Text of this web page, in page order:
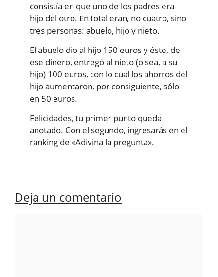
consistía en que uno de los padres era
hijo del otro. En total eran, no cuatro, sino
tres personas: abuelo, hijo y nieto.
El abuelo dio al hijo 150 euros y éste, de
ese dinero, entregó al nieto (o sea, a su
hijo) 100 euros, con lo cual los ahorros del
hijo aumentaron, por consiguiente, sólo
en 50 euros.
Felicidades, tu primer punto queda
anotado. Con el segundo, ingresarás en el
ranking de «Adivina la pregunta».
Deja un comentario